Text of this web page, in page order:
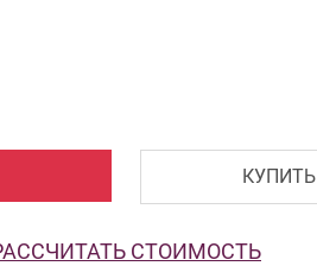
СТОИМОСТЬ